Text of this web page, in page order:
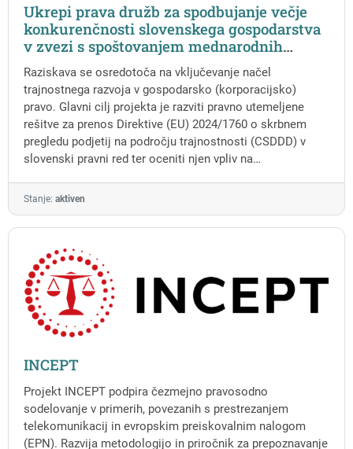
Ukrepi prava družb za spodbujanje večje
konkurenčnosti slovenskega gospodarstva
v zvezi s spoštovanjem mednarodnih
pogodb s področja človekovih pravic in
okolja ter boja proti podnebnim
spremembam
Raziskava se osredotoča na vključevanje načel
trajnostnega razvoja v gospodarsko (korporacijsko)
pravo. Glavni cilj projekta je razviti pravno utemeljene
rešitve za prenos Direktive (EU) 2024/1760 o skrbnem
pregledu podjetij na področju trajnostnosti (CSDDD) v
slovenski pravni red ter oceniti njen vpliv na
Stanje: aktiven
INCEPT
Projekt INCEPT podpira čezmejno pravosodno
sodelovanje v primerih, povezanih s prestrezanjem
telekomunikacij in evropskim preiskovalnim nalogom
(EPN). Razvija metodologijo in priročnik za prepoznavanje